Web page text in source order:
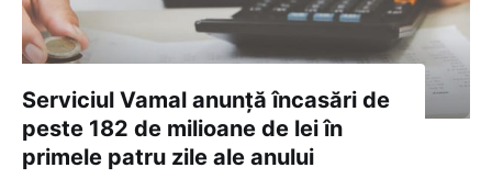
Serviciul Vamal anunță încasări de
peste 182 de milioane de lei în
primele patru zile ale anului